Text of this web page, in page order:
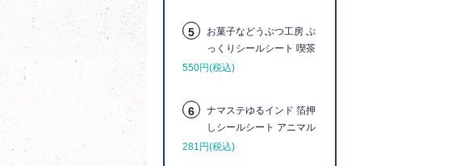
5
お菓子などうぶつ工房 ぷ
っくりシールシート 喫茶
550円(税込)
6
ナマステゆるインド 箔押
しシールシート アニマル
281円(税込)